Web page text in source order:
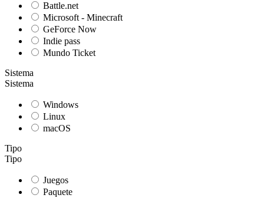
Battle.net
Microsoft - Minecraft
GeForce Now
Indie pass
Mundo Ticket
Sistema
Sistema
Windows
Linux
macOS
Tipo
Tipo
Juegos
Paquete